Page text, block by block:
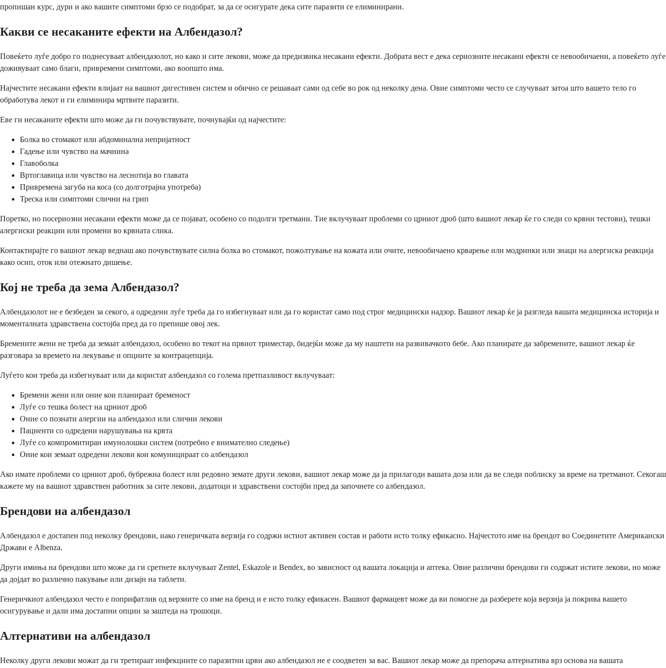
пропишан курс, дури и ако вашите симптоми брзо се подобрат, за да се осигурате дека сите паразити се елиминирани.
Какви се несаканите ефекти на Албендазол?
Повеќето луѓе добро го поднесуваат албендазолот, но како и сите лекови, може да предизвика несакани ефекти. Добрата вест е дека сериозните несакани ефекти се невообичаени, а повеќето луѓе
доживуваат само благи, привремени симптоми, ако воопшто има.
Најчестите несакани ефекти влијаат на вашиот дигестивен систем и обично се решаваат сами од себе во рок од неколку дена. Овие симптоми често се случуваат затоа што вашето тело го
обработува лекот и ги елиминира мртвите паразити.
Еве ги несаканите ефекти што може да ги почувствувате, почнувајќи од најчестите:
Болка во стомакот или абдоминална непријатност
Гадење или чувство на мачнина
Главоболка
Вртоглавица или чувство на леснотија во главата
Привремена загуба на коса (со долготрајна употреба)
Треска или симптоми слични на грип
Поретко, но посериозни несакани ефекти може да се појават, особено со подолги третмани. Тие вклучуваат проблеми со црниот дроб (што вашиот лекар ќе го следи со крвни тестови), тешки
алергиски реакции или промени во крвната слика.
Контактирајте го вашиот лекар веднаш ако почувствувате силна болка во стомакот, пожолтување на кожата или очите, невообичаено крварење или модринки или знаци на алергиска реакција
како осип, оток или отежнато дишење.
Кој не треба да зема Албендазол?
Албендазолот не е безбеден за секого, а одредени луѓе треба да го избегнуваат или да го користат само под строг медицински надзор. Вашиот лекар ќе ја разгледа вашата медицинска историја и
моменталната здравствена состојба пред да го препише овој лек.
Бремените жени не треба да земаат албендазол, особено во текот на првиот триместар, бидејќи може да му наштети на развивачкото бебе. Ако планирате да забремените, вашиот лекар ќе
разговара за времето на лекување и опциите за контрацепција.
Луѓето кои треба да избегнуваат или да користат албендазол со голема претпазливост вклучуваат:
Бремени жени или оние кои планираат бременост
Луѓе со тешка болест на црниот дроб
Оние со познати алергии на албендазол или слични лекови
Пациенти со одредени нарушувања на крвта
Луѓе со компромитиран имунолошки систем (потребно е внимателно следење)
Оние кои земаат одредени лекови кои комуницираат со албендазол
Ако имате проблеми со црниот дроб, бубрежна болест или редовно земате други лекови, вашиот лекар може да ја прилагоди вашата доза или да ве следи поблиску за време на третманот. Секогаш
кажете му на вашиот здравствен работник за сите лекови, додатоци и здравствени состојби пред да започнете со албендазол.
Брендови на албендазол
Албендазол е достапен под неколку брендови, иако генеричката верзија го содржи истиот активен состав и работи исто толку ефикасно. Најчестото име на брендот во Соединетите Американски
Држави е Albenza.
Други имиња на брендови што може да ги сретнете вклучуваат Zentel, Eskazole и Bendex, во зависност од вашата локација и аптека. Овие различни брендови ги содржат истите лекови, но може
да дојдат во различно пакување или дизајн на таблети.
Генеричкиот албендазол често е поприфатлив од верзиите со име на бренд и е исто толку ефикасен. Вашиот фармацевт може да ви помогне да разберете која верзија ја покрива вашето
осигурување и дали има достапни опции за заштеда на трошоци.
Алтернативи на албендазол
Неколку други лекови можат да ги третираат инфекциите со паразитни црви ако албендазол не е соодветен за вас. Вашиот лекар може да препорача алтернатива врз основа на вашата